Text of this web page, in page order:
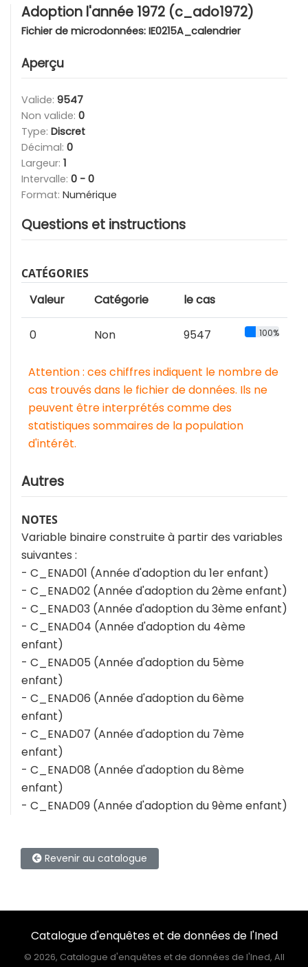
Adoption l'année 1972 (c_ado1972)
Fichier de microdonnées: IE0215A_calendrier
Aperçu
Valide: 9547
Non valide: 0
Type: Discret
Décimal: 0
Largeur: 1
Intervalle: 0 - 0
Format: Numérique
Questions et instructions
CATÉGORIES
Valeur Catégorie le cas
0 Non 9547 100%
Attention : ces chiffres indiquent le nombre de
cas trouvés dans le fichier de données. Ils ne
peuvent être interprétés comme des
statistiques sommaires de la population
d'intérêt.
Autres
NOTES
Variable binaire construite à partir des variables
suivantes :
- C_ENAD01 (Année d'adoption du 1er enfant)
- C_ENAD02 (Année d'adoption du 2ème enfant)
- C_ENAD03 (Année d'adoption du 3ème enfant)
- C_ENAD04 (Année d'adoption du 4ème
enfant)
- C_ENAD05 (Année d'adoption du 5ème
enfant)
- C_ENAD06 (Année d'adoption du 6ème
enfant)
- C_ENAD07 (Année d'adoption du 7ème
enfant)
- C_ENAD08 (Année d'adoption du 8ème
enfant)
- C_ENAD09 (Année d'adoption du 9ème enfant)
Revenir au catalogue
Catalogue d'enquêtes et de données de l'Ined
© 2026, Catalogue d'enquêtes et de données de l'Ined, All